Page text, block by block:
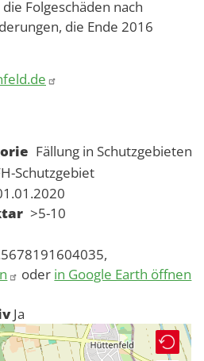
Folgeschäden nach
die Ende 2016
Fällung in Schutzgebieten
Schutzgebiet
>5-10
oder in Google Earth öffnen
Ja